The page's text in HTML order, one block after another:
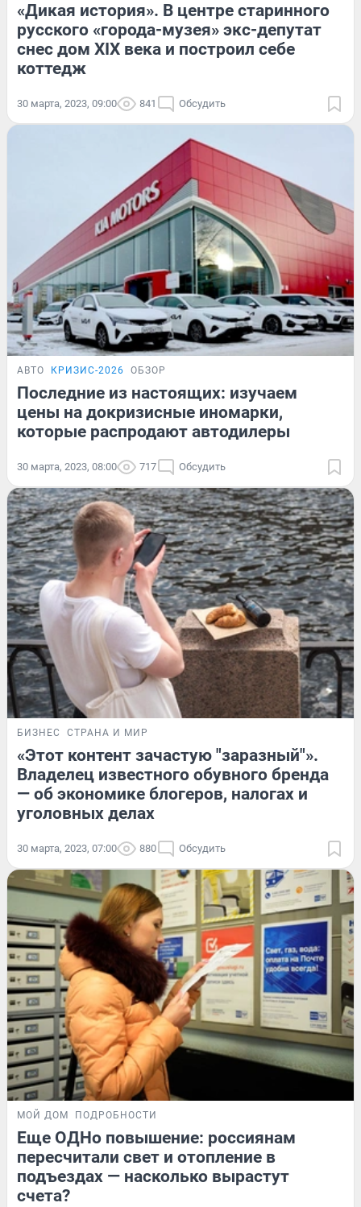
«Дикая история». В центре старинного
русского «города-музея» экс-депутат
снес дом XIX века и построил себе
коттедж
30 марта, 2023, 09:00 841 Обсудить
АВТО КРИЗИС-2026 ОБЗОР
Последние из настоящих: изучаем
цены на докризисные иномарки,
которые распродают автодилеры
30 марта, 2023, 08:00 717 Обсудить
БИЗНЕС СТРАНА И МИР
«Этот контент зачастую "заразный"».
Владелец известного обувного бренда
— об экономике блогеров, налогах и
уголовных делах
30 марта, 2023, 07:00 880 Обсудить
МОЙ ДОМ ПОДРОБНОСТИ
Еще ОДНо повышение: россиянам
пересчитали свет и отопление в
подъездах — насколько вырастут
счета?